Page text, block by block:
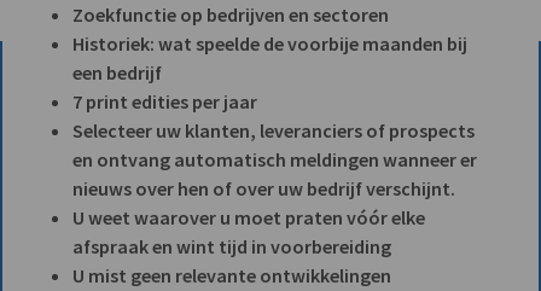
Zoekfunctie op bedrijven en sectoren
Historiek: wat speelde de voorbije maanden bij
een bedrijf
7 print edities per jaar
Selecteer uw klanten, leveranciers of prospects
en ontvang automatisch meldingen wanneer er
nieuws over hen of over uw bedrijf verschijnt.
U weet waarover u moet praten vóór elke
afspraak en wint tijd in voorbereiding
U mist geen relevante ontwikkelingen